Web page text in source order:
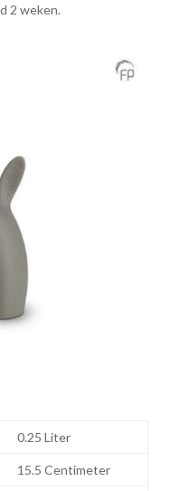
2 weken.
0.25 Liter
15.5 Centimeter